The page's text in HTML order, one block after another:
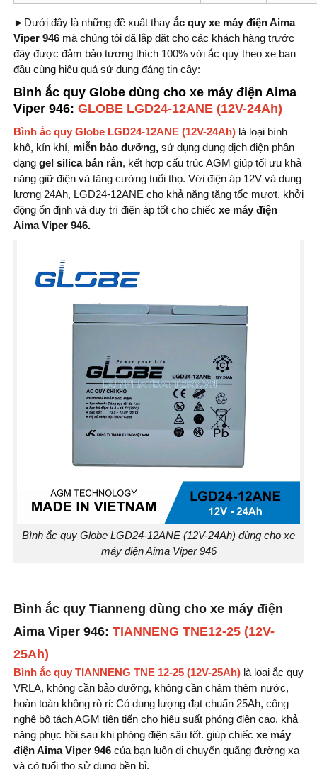
►Dưới đây là những đề xuất thay ắc quy xe máy điện Aima
Viper 946 mà chúng tôi đã lắp đặt cho các khách hàng trước
đây được đảm bảo tương thích 100% với ắc quy theo xe ban
đầu cùng hiệu quả sử dụng đáng tin cậy:
Bình ắc quy Globe dùng cho xe máy điện Aima
Viper 946: GLOBE LGD24-12ANE (12V-24Ah)
Bình ắc quy Globe LGD24-12ANE (12V-24Ah) là loại bình
khô, kín khí, miễn bảo dưỡng, sử dụng dung dịch điện phân
dạng gel silica bán rắn, kết hợp cấu trúc AGM giúp tối ưu khả
năng giữ điện và tăng cường tuổi thọ. Với điện áp 12V và dung
lượng 24Ah, LGD24-12ANE cho khả năng tăng tốc mượt, khởi
động ổn định và duy trì điện áp tốt cho chiếc xe máy điện
Aima Viper 946.
Bình ắc quy Globe LGD24-12ANE (12V-24Ah) dùng cho xe
máy điện Aima Viper 946
Bình ắc quy Tianneng dùng cho xe máy điện
Aima Viper 946: TIANNENG TNE12-25 (12V-
25Ah)
Bình ắc quy TIANNENG TNE 12-25 (12V-25Ah) là loại ắc quy
VRLA, không cần bảo dưỡng, không cần châm thêm nước,
hoàn toàn không rò rỉ: Có dung lượng đạt chuẩn 25Ah, công
nghệ bộ tách AGM tiên tiến cho hiệu suất phóng điện cao, khả
năng phục hồi sau khi phóng điện sâu tốt. giúp chiếc xe máy
điện Aima Viper 946 của bạn luôn di chuyển quãng đường xa
và có tuổi thọ sử dụng bền bỉ.